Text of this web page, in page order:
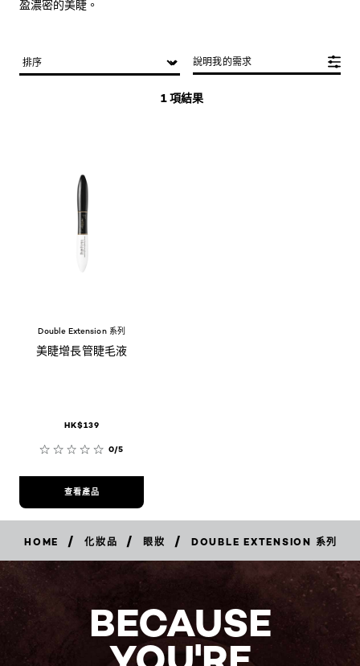
盈濃密的美睫。
1 項結果
說明我的需求
Double Extension 系列
美睫增長管睫毛液
HK$139
0/5
查看產品
HOME / 化妝品 / 眼妝 / DOUBLE EXTENSION 系列
BECAUSE